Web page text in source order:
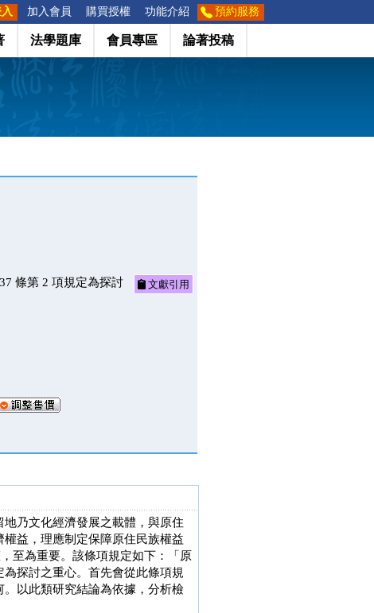
加入會員 購買授權 功能介紹 預約服務
法學題庫 會員專區 論著投稿
條第 2 項規定為探討
文獻引用
乃文化經濟發展之載體，與原住
益，理應制定保障原住民族權益
至為重要。該條項規定如下：「原
探討之重心。首先會從此條項規
以此類研究結論為依據，分析檢